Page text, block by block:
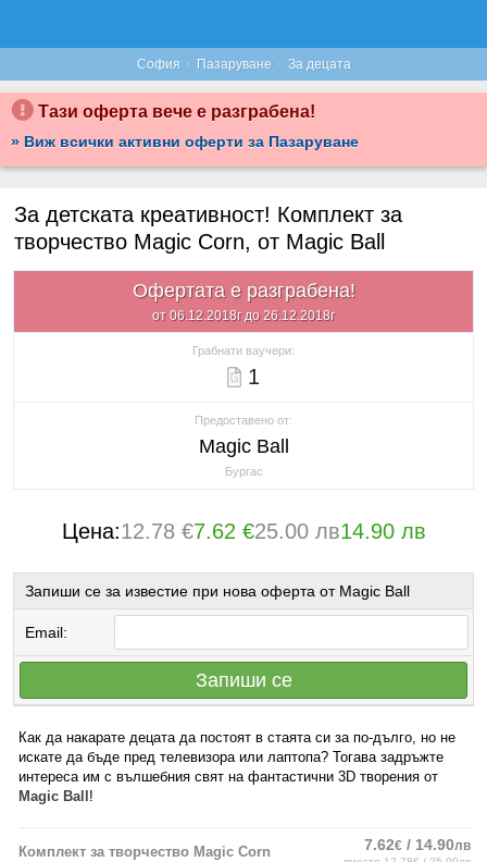
София · Пазаруване · За децата
Тази оферта вече е разграбена!
» Виж всички активни оферти за Пазаруване
За детската креативност! Комплект за
творчество Magic Corn, от Magic Ball
Офертата е разграбена!
от 06.12.2018г до 26.12.2018г
Грабнати ваучери:
1
Предоставено от:
Magic Ball
Бургас
Цена:12.78 €7.62 €25.00 лв14.90 лв
Запиши се за известие при нова оферта от Magic Ball
Email:
Запиши се
Как да накарате децата да постоят в стаята си за по-дълго, но не
искате да бъде пред телевизора или лаптопа? Тогава задръжте
интереса им с вълшебния свят на фантастични 3D творения от
Magic Ball !
Комплект за творчество Magic Corn 7.62€ / 14.90лв